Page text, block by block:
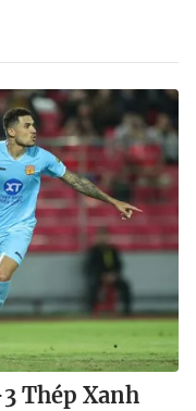
Thép Xanh